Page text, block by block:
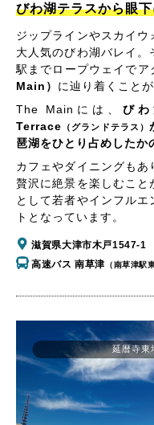
びわ湖テラスから眼
ジップラインやスカイ
大人気のびわ湖バレイ
駅までロープウェイでア
Main） に辿り着くことが
The Mainには、 び
Terrace （グランドテラス）
琶湖をひとり占めしたか
カフェやダイニングもあ
贅沢に絶景を楽しむこと
として若者やインフル
トとなっています。
滋賀県大津市木戸1547-1
高速バス 南草津 （南草津駅
延暦寺東